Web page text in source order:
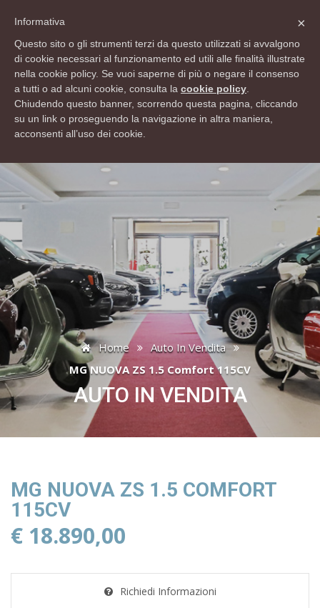
Lun - Ven 9:00 12:30 - 15:00 19:30 Sab 9:00 12:30 - 15:00 18:30
Domenica Chiuso
041 0990040
Home
Auto In Vendita
MG NUOVA ZS 1.5 Comfort 115CV
AUTO IN VENDITA
MG NUOVA ZS 1.5 COMFORT
115CV
€ 18.890,00
Richiedi Informazioni
×
Informativa
Questo sito o gli strumenti terzi da questo utilizzati si avvalgono
di cookie necessari al funzionamento ed utili alle finalità illustrate
nella cookie policy. Se vuoi saperne di più o negare il consenso
a tutti o ad alcuni cookie, consulta la cookie policy
Chiudendo questo banner, scorrendo questa pagina, cliccando
su un link o proseguendo la navigazione in altra maniera,
acconsenti all’uso dei cookie.